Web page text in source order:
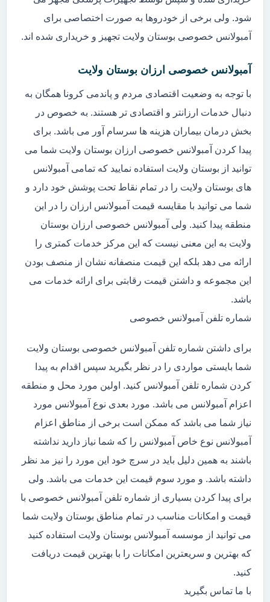
شود. ولی برخی از خودروها به صورت اختصاصی برای
آمبولانس خصوصی بوستان ولایت تجهیز و خریداری شده اند.
آمبولانس خصوصی ارزان بوستان ولایت
با توجه به وضعیت اقتصادی مردم و پاندمی کرونا همگان به
دنبال خدمات ارزانتر و اقتصادی تر هستند. به خصوص در
بخش درمان بیماران هزینه ها سرسام آور می باشد. برای
پیدا کردن آمبولانس خصوصی ارزان بوستان ولایت شما می
توانید از بوستان ولایت استفاده نمایید که تمامی آمبولانس
های بوستان ولایت را در تمام نقاط تحت پوشش خود دارد و
شما می توانید با مقایسه قیمت آمبولانس ارزان را در این
منطقه پیدا کنید. ولی آمبولانس خصوصی ارزان بوستان
ولایت به این معنی نیست که این مرکز خدمات کمتری را
ارائه می دهد بلکه این قیمت منصفانه نشان از منصف بودن
این مجموعه و داشتن قیمت رقابتی برای ارائه خدمات می
باشد.
شماره تلفن آمبولانس خصوصی
برای داشتن شماره تلفن آمبولانس خصوصی بوستان ولایت
شما بایستی مواردی را در نظر بگیرید سپس اقدام به پیدا
کردن شماره تلفن آمبولانس کنید. اولین مورد محل و منطقه
اعزام آمبولانس می باشد. مورد بعدی نوع آمبولانس مورد
نیاز شما می باشد که ممکن است برخی از مناطق اعزام
آمبولانس نوع خاص آمبولانس را که شما نیاز دارید نداشته
باشند به همین دلیل باید در سرچ خود این مورد را نیز مد نظر
داشته باشد. و مورد سوم قیمت این خدمات می باشد. ولی
برای پیدا کردن بسیاری از شماره تلفن آمبولانس خصوصی با
قیمت و امکانات مناسب در تمام مناطق بوستان ولایت شما
می توانید از موسسه آمبولانس بوستان ولایت استفاده کنید
که بهترین و سریعترین امکانات را با بهترین قیمت دریافت
کنید.
با ما تماس بگیرید